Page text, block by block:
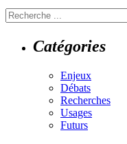
Catégories
Enjeux
Débats
Recherches
Usages
Futurs